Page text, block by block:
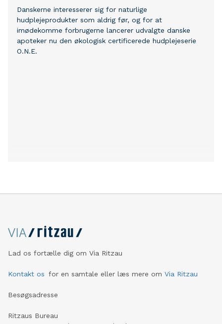
Danskerne interesserer sig for naturlige
hudplejeprodukter som aldrig før, og for at
imødekomme forbrugerne lancerer udvalgte danske
apoteker nu den økologisk certificerede hudplejeserie
O.N.E.
Lad os fortælle dig om Via Ritzau
Kontakt os for en samtale eller læs mere om Via Ritzau
Besøgsadresse
Ritzaus Bureau